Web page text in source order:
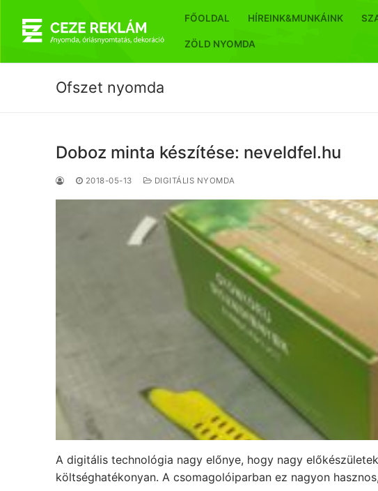
tartalomra
FŐOLDAL HÍREINK&MUNKÁINK
ZÖLD NYOMDA
Ofszet nyomda
Doboz minta készítése: neveldfel.hu
2018-05-13 DIGITÁLIS NYOMDA
A digitális technológia nagy előnye, hogy nagy
költséghatékonyan. A csomagolóiparban ez nagyon